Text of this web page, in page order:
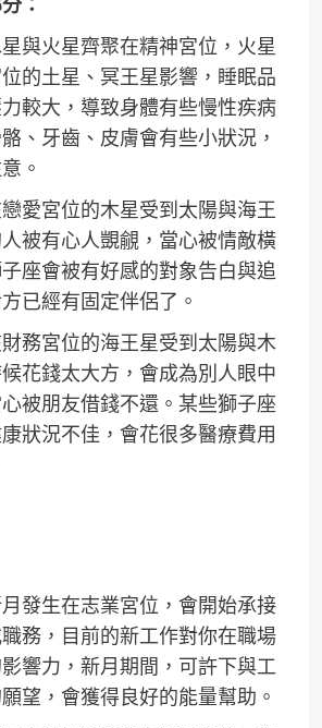
與火星齊聚在精神宮位，火星
的土星、冥王星影響，睡眠品
較大，導致身體有些慢性疾病
、牙齒、皮膚會有些小狀況，
。
愛宮位的木星受到太陽與海王
被有心人覬覦，當心被情敵橫
座會被有好感的對象告白與追
已經有固定伴侶了。
務宮位的海王星受到太陽與木
花錢太大方，會成為別人眼中
被朋友借錢不還。某些獅子座
狀況不佳，會花很多醫療費用
發生在志業宮位，會開始承接
務，目前的新工作對你在職場
響力，新月期間，可許下與工
望，會獲得良好的能量幫助。